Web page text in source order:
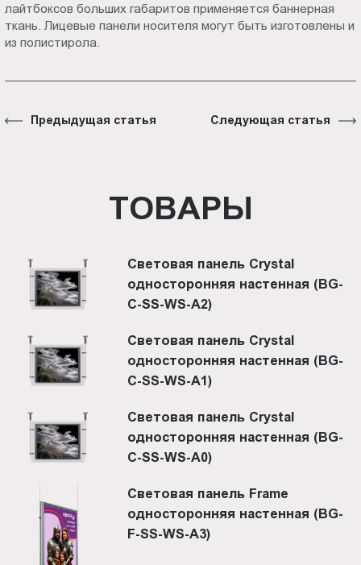
лайтбоксов больших габаритов применяется баннерная
ткань. Лицевые панели носителя могут быть изготовлены и
из полистирола.
Предыдущая статья Следующая статья
ТОВАРЫ
Световая панель Crystal
односторонняя настенная (BG-
C-SS-WS-A2)
Световая панель Crystal
односторонняя настенная (BG-
C-SS-WS-A1)
Световая панель Crystal
односторонняя настенная (BG-
C-SS-WS-A0)
Световая панель Frame
односторонняя настенная (BG-
F-SS-WS-A3)